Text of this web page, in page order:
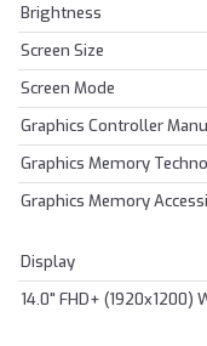
Brightness
Screen Size
Screen Mode
Graphics Controller
Graphics Memory
Graphics Memory
Display
14.0" FHD+ (1920x1200)